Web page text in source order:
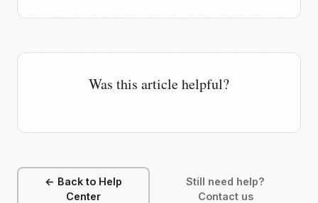
Was this article helpful?
← Back to Help
Center
Still need help?
Contact us